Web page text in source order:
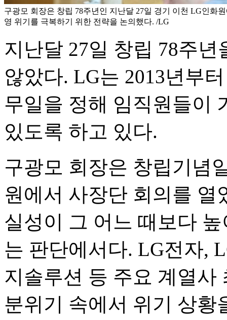
구광모 회장은 창립 78주년인 지난달 27일 경기 이천 LG인화
영 위기를 극복하기 위한 전략을 논의했다. /LG
지난달 27일 창립 78주
않았다. LG는 2013년부
무일을 정해 임직원들이
있도록 하고 있다.
구광모 회장은 창립기념
원에서 사장단 회의를 열
실성이 그 어느 때보다
는 판단에서다. LG전자,
지솔루션 등 주요 계열사
분위기 속에서 위기 상황